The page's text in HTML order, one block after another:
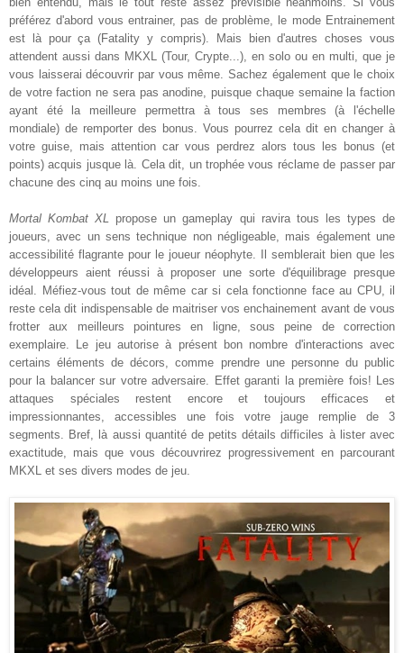
préférez d'abord vous entrainer, pas de problème, le mode Entrainement
est là pour ça (Fatality y compris). Mais bien d'autres choses vous
attendent aussi dans MKXL (Tour, Crypte...), en solo ou en multi, que je
vous laisserai découvrir par vous même. Sachez également que le choix
de votre faction ne sera pas anodine, puisque chaque semaine la faction
ayant été la meilleure permettra à tous ses membres (à l'échelle
mondiale) de remporter des bonus. Vous pourrez cela dit en changer à
votre guise, mais attention car vous perdrez alors tous les bonus (et
points) acquis jusque là. Cela dit, un trophée vous réclame de passer par
chacune des cinq au moins une fois.
Mortal Kombat XL
propose un gameplay qui ravira tous les types de
joueurs, avec un sens technique non négligeable, mais également une
accessibilité flagrante pour le joueur néophyte. Il semblerait bien que les
développeurs aient réussi à proposer une sorte d'équilibrage presque
idéal. Méfiez-vous tout de même car si cela fonctionne face au CPU, il
reste cela dit indispensable de maitriser vos enchainement avant de vous
frotter aux meilleurs pointures en ligne, sous peine de correction
exemplaire. Le jeu autorise à présent bon nombre d'interactions avec
certains éléments de décors, comme prendre une personne du public
pour la balancer sur votre adversaire. Effet garanti la première fois! Les
attaques spéciales restent encore et toujours efficaces et
impressionnantes, accessibles une fois votre jauge remplie de 3
segments. Bref, là aussi quantité de petits détails difficiles à lister avec
exactitude, mais que vous découvrirez progressivement en parcourant
MKXL et ses divers modes de jeu.